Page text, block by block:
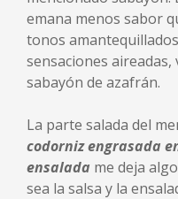
emana menos sabor
tonos
sensaciones aireadas,
sabayón de azafrán.
La parte salada del
codorniz engrasada
ensalada me deja
sea la salsa y la